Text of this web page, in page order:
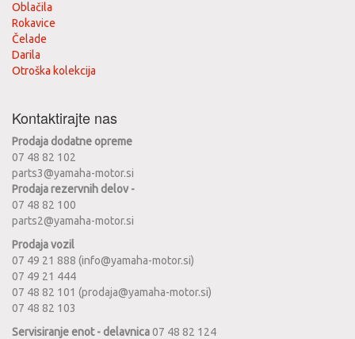
Oblačila
Rokavice
Čelade
Darila
Otroška kolekcija
Kontaktirajte nas
Prodaja dodatne opreme
07 48 82 102
parts3@yamaha-motor.si
Prodaja rezervnih delov -
07 48 82 100
parts2@yamaha-motor.si
Prodaja vozil
07 49 21 888 (info@yamaha-motor.si)
07 49 21 444
07 48 82 101 (prodaja@yamaha-motor.si)
07 48 82 103
Servisiranje enot - delavnica07 48 82 124